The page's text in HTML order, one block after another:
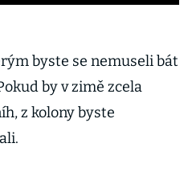
byste se nemuseli bát
by v zimě zcela
z kolony byste